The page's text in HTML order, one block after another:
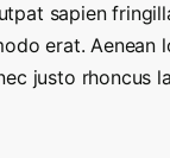
sapien
erat. Aenean
justo rhoncus